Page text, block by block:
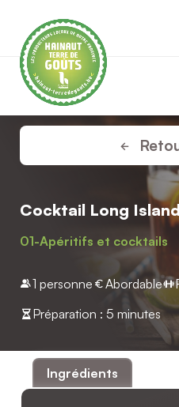
Cocktail Long
01-Apéritifs et cocktails
1 personne Abordable
Préparation : 5 minutes
Ingrédients